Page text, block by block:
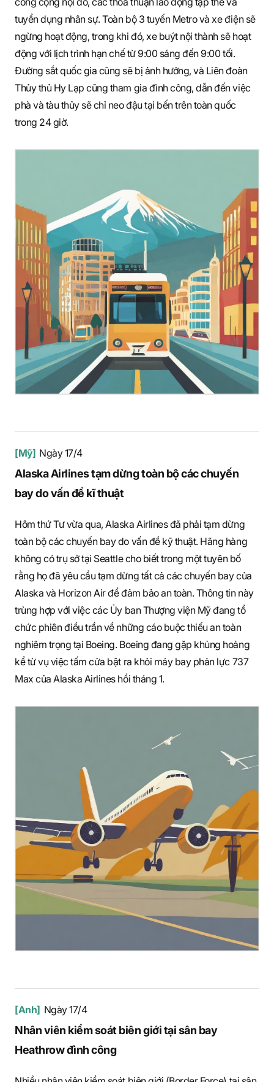
tuyển dụng nhân sự. Toàn bộ 3 tuyến Metro và xe điện sẽ
ngừng hoạt động, trong khi đó, xe buýt nội thành sẽ hoạt
động với lịch trình hạn chế từ 9:00 sáng đến 9:00 tối.
Đường sắt quốc gia cũng sẽ bị ảnh hưởng, và Liên đoàn
Thủy thủ Hy Lạp cũng tham gia đình công, dẫn đến việc
phà và tàu thủy sẽ chỉ neo đậu tại bến trên toàn quốc
trong 24 giờ.
[Mỹ] Ngày 17/4
Alaska Airlines tạm dừng toàn bộ các chuyến
bay do vấn đề kĩ thuật
Hôm thứ Tư vừa qua, Alaska Airlines đã phải tạm dừng
toàn bộ các chuyến bay do vấn đề kỹ thuật. Hãng hàng
không có trụ sở tại Seattle cho biết trong một tuyên bố
rằng họ đã yêu cầu tạm dừng tất cả các chuyến bay của
Alaska và Horizon Air để đảm bảo an toàn. Thông tin này
trùng hợp với việc các Ủy ban Thượng viện Mỹ đang tổ
chức phiên điều trần về những cáo buộc thiếu an toàn
nghiêm trọng tại Boeing. Boeing đang gặp khủng hoảng
kể từ vụ việc tấm cửa bật ra khỏi máy bay phản lực 737
Max của Alaska Airlines hồi tháng 1.
[Anh] Ngày 17/4
Nhân viên kiểm soát biên giới tại sân bay
Heathrow đình công